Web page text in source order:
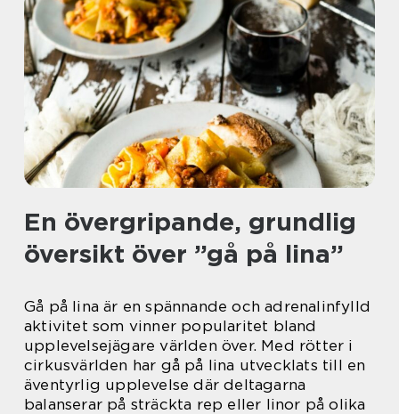
En övergripande, grundlig
översikt över ”gå på lina”
Gå på lina är en spännande och adrenalinfylld
aktivitet som vinner popularitet bland
upplevelsejägare världen över. Med rötter i
cirkusvärlden har gå på lina utvecklats till en
äventyrlig upplevelse där deltagarna
balanserar på sträckta rep eller linor på olika